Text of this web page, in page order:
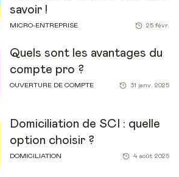
savoir !
MICRO-ENTREPRISE 25 févr.
Quels sont les avantages du
compte pro ?
OUVERTURE DE COMPTE 31 janv. 2025
Domiciliation de SCI : quelle
option choisir ?
DOMICILIATION 4 août 2025